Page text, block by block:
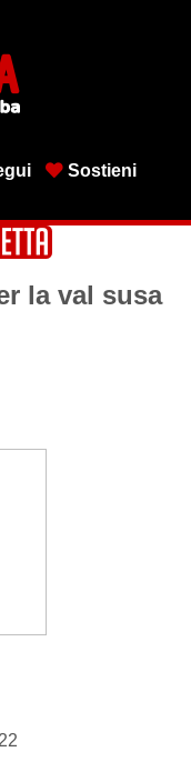
Sostieni
la val susa